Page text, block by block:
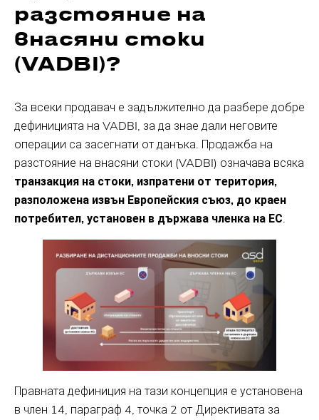
разстояние на
внасяни стоки
(VADBI)?
За всеки продавач е задължително да разбере добре
дефиницията на VADBI, за да знае дали неговите
операции са засегнати от данъка. Продажба на
разстояние на внасяни стоки (VADBI) означава всяка
транзакция на стоки, изпратени от територия,
разположена извън Европейския съюз, до краен
потребител, установен в държава членка на ЕС
Правната дефиниция на тази концепция е установена
в член 14, параграф 4, точка 2 от Директивата за